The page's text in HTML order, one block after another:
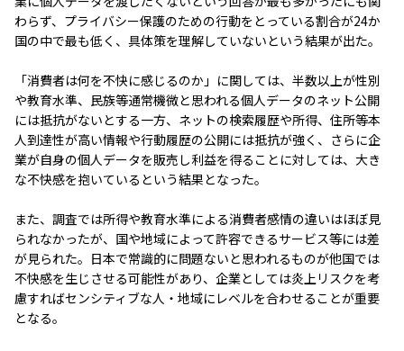
わらず、プライバシー保護のための行動をとっている割合が24か
国の中で最も低く、具体策を理解していないという結果が出た。
「消費者は何を不快に感じるのか」に関しては、半数以上が性別
や教育水準、民族等通常機微と思われる個人データのネット公開
には抵抗がないとする一方、ネットの検索履歴や所得、住所等本
人到達性が高い情報や行動履歴の公開には抵抗が強く、さらに企
業が自身の個人データを販売し利益を得ることに対しては、大き
な不快感を抱いているという結果となった。
また、調査では所得や教育水準による消費者感情の違いはほぼ見
られなかったが、国や地域によって許容できるサービス等には差
が見られた。日本で常識的に問題ないと思われるものが他国では
不快感を生じさせる可能性があり、企業としては炎上リスクを考
慮すればセンシティブな人・地域にレベルを合わせることが重要
となる。